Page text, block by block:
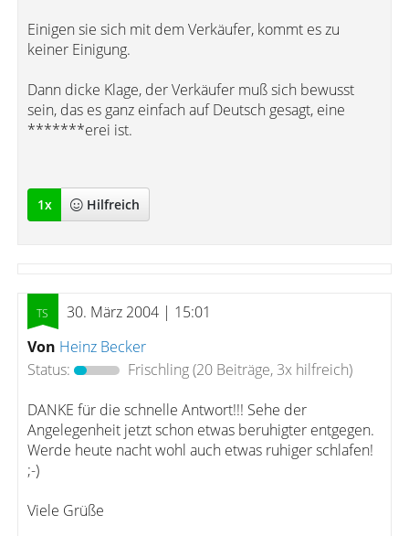
Einigen sie sich mit dem Verkäufer, kommt es zu
keiner Einigung.
Dann dicke Klage, der Verkäufer muß sich bewusst
sein, das es ganz einfach auf Deutsch gesagt, eine
*******erei ist.
1x Hilfreich
30. März 2004 | 15:01
Von Heinz Becker
Status:
Frischling(20 Beiträge, 3x hilfreich)
DANKE für die schnelle Antwort!!! Sehe der
Angelegenheit jetzt schon etwas beruhigter entgegen.
Werde heute nacht wohl auch etwas ruhiger schlafen!
;-)
Viele Grüße